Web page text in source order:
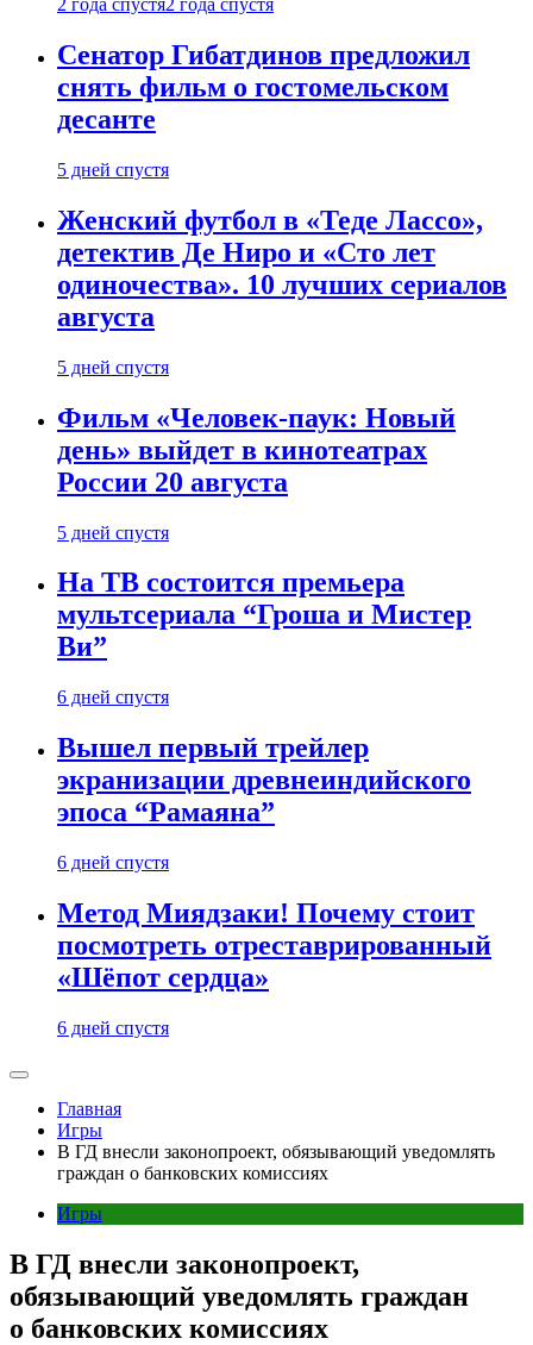
2 года спустя2 года спустя
Сенатор Гибатдинов предложил
снять фильм о гостомельском
десанте
5 дней спустя
Женский футбол в «Теде Лассо»,
детектив Де Ниро и «Сто лет
одиночества». 10 лучших сериалов
августа
5 дней спустя
Фильм «Человек-паук: Новый
день» выйдет в кинотеатрах
России 20 августа
5 дней спустя
На ТВ состоится премьера
мультсериала “Гроша и Мистер
Ви”
6 дней спустя
Вышел первый трейлер
экранизации древнеиндийского
эпоса “Рамаяна”
6 дней спустя
Метод Миядзаки! Почему стоит
посмотреть отреставрированный
«Шёпот сердца»
6 дней спустя
Главная
Игры
В ГД внесли законопроект, обязывающий уведомлять
граждан о банковских комиссиях
Игры
В ГД внесли законопроект,
обязывающий уведомлять граждан
о банковских комиссиях